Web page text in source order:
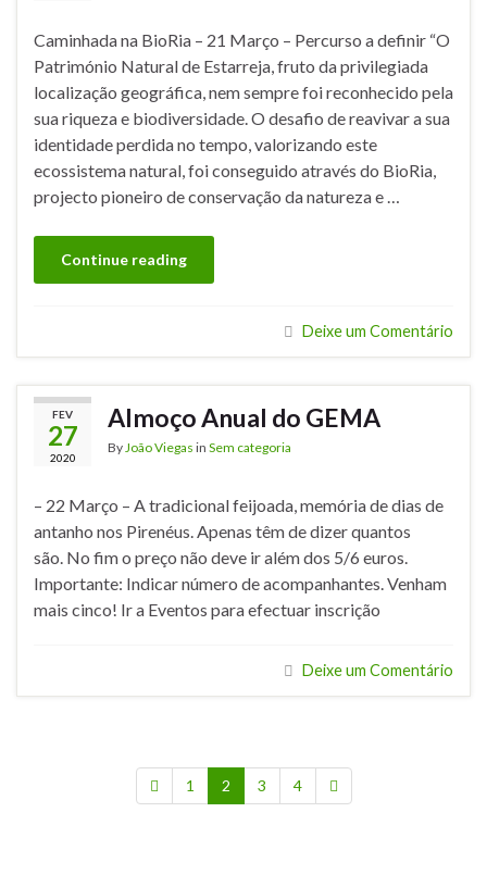
Caminhada na BioRia – 21 Março – Percurso a definir “O
Património Natural de Estarreja, fruto da privilegiada
localização geográfica, nem sempre foi reconhecido pela
sua riqueza e biodiversidade. O desafio de reavivar a sua
identidade perdida no tempo, valorizando este
ecossistema natural, foi conseguido através do BioRia,
projecto pioneiro de conservação da natureza e …
Continue reading
Deixe um Comentário
FEV
27
2020
Almoço Anual do GEMA
By João Viegas in Sem categoria
– 22 Março – A tradicional feijoada, memória de dias de
antanho nos Pirenéus. Apenas têm de dizer quantos
são. No fim o preço não deve ir além dos 5/6 euros.
Importante: Indicar número de acompanhantes. Venham
mais cinco! Ir a Eventos para efectuar inscrição
Deixe um Comentário
1 2 3 4